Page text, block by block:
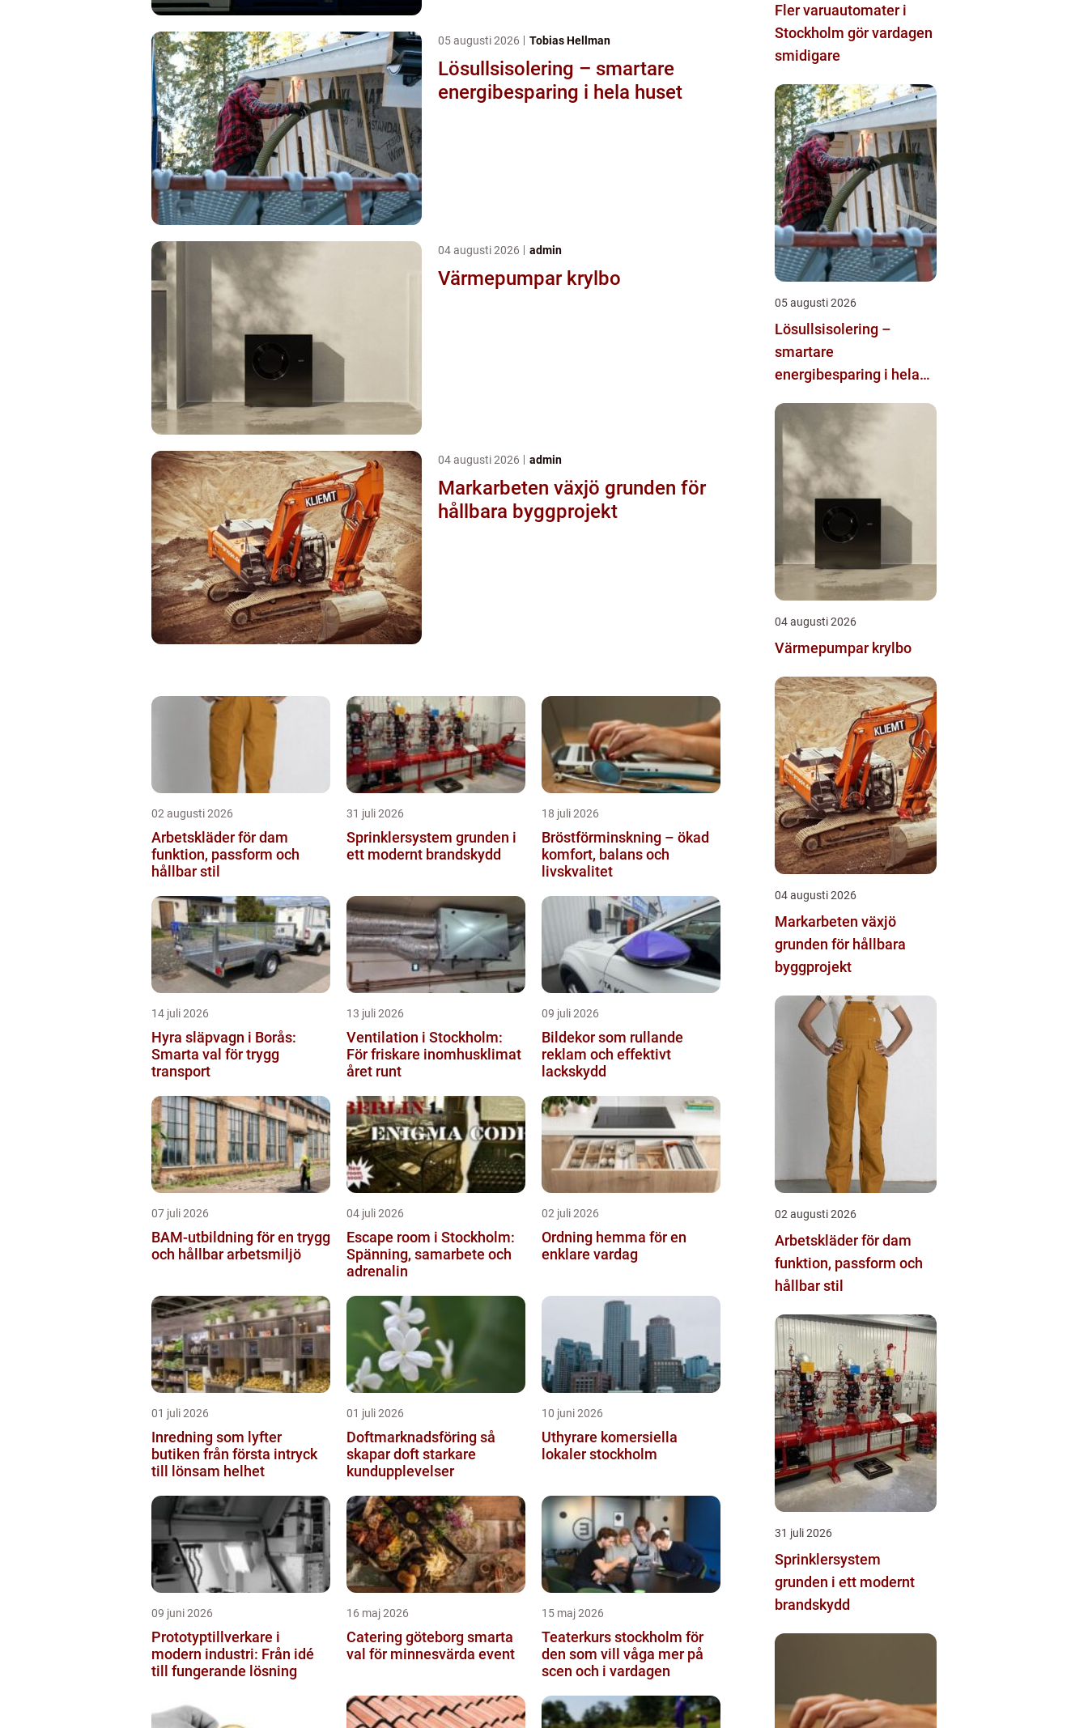
05 augusti 2026 Tobias Hellman
Lösullsisolering – smartare
energibesparing i hela huset
04 augusti 2026 admin
Värmepumpar krylbo
04 augusti 2026 admin
Markarbeten växjö grunden för
hållbara byggprojekt
02 augusti 2026
Arbetskläder för dam
funktion, passform och
hållbar stil
31 juli 2026
Sprinklersystem grunden i
ett modernt brandskydd
18 juli 2026
Bröstförminskning – ökad
komfort, balans och
livskvalitet
14 juli 2026
Hyra släpvagn i Borås:
Smarta val för trygg
transport
13 juli 2026
Ventilation i Stockholm:
För friskare inomhusklimat
året runt
09 juli 2026
Bildekor som rullande
reklam och effektivt
lackskydd
07 juli 2026
BAM-utbildning för en trygg
och hållbar arbetsmiljö
04 juli 2026
Escape room i Stockholm:
Spänning, samarbete och
adrenalin
02 juli 2026
Ordning hemma för en
enklare vardag
01 juli 2026
Inredning som lyfter
butiken från första intryck
till lönsam helhet
01 juli 2026
Doftmarknadsföring så
skapar doft starkare
kundupplevelser
10 juni 2026
Uthyrare komersiella
lokaler stockholm
09 juni 2026
Prototyptillverkare i
modern industri: Från idé
till fungerande lösning
16 maj 2026
Catering göteborg smarta
val för minnesvärda event
15 maj 2026
Teaterkurs stockholm för
den som vill våga mer på
scen och i vardagen
Fler varuautomater i
Stockholm gör vardagen
smidigare
05 augusti 2026
Lösullsisolering –
smartare
energibesparing i hela
04 augusti 2026
Värmepumpar krylbo
04 augusti 2026
Markarbeten växjö
grunden för hållbara
byggprojekt
02 augusti 2026
Arbetskläder för dam
funktion, passform och
hållbar stil
31 juli 2026
Sprinklersystem
grunden i ett modernt
brandskydd